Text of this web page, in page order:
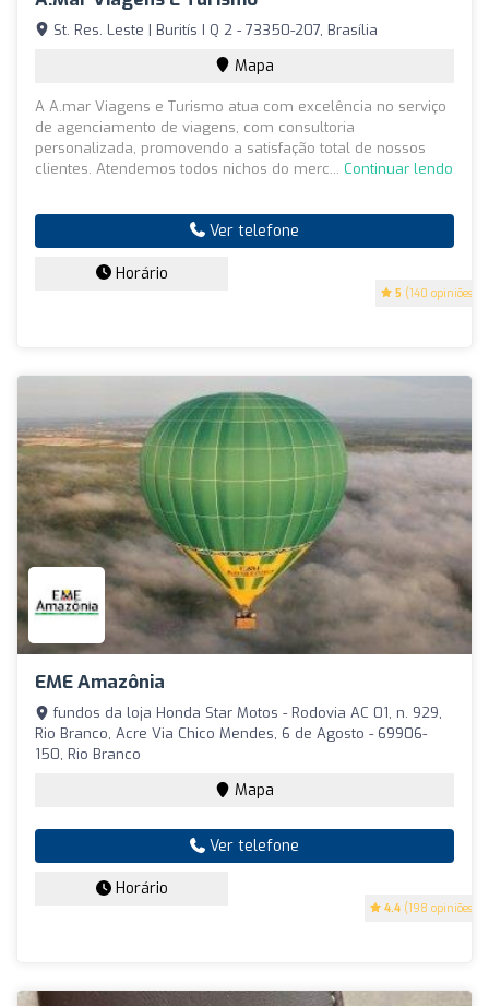
5 (140 opiniões)
St. Res. Leste | Buritís I Q 2 - 73350-207, Brasília
Mapa
A A.mar Viagens e Turismo atua com excelência no serviço
de agenciamento de viagens, com consultoria
personalizada, promovendo a satisfação total de nossos
clientes. Atendemos todos nichos do merc... Continuar lendo
Ver telefone
Horário
EME Amazônia
4.4 (198 opiniões)
fundos da loja Honda Star Motos - Rodovia AC 01, n. 929,
Rio Branco, Acre Via Chico Mendes, 6 de Agosto - 69906-
150, Rio Branco
Mapa
Ver telefone
Horário